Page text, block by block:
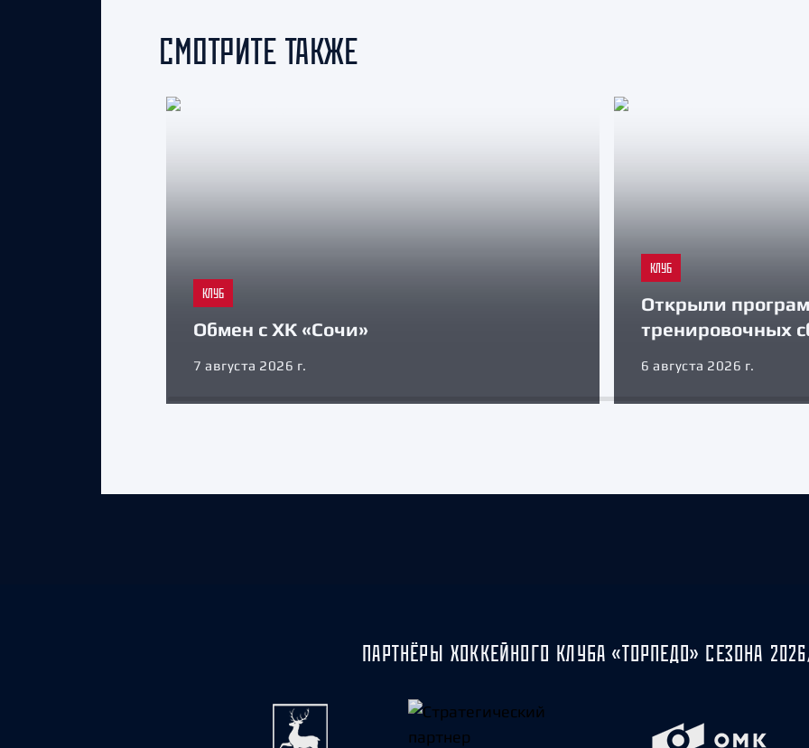
СМОТРИТЕ ТАКЖЕ
КЛУБ
Обмен с ХК «Сочи»
7 августа 2026 г.
КЛУБ
Открыли
тренировочных
6 августа 2026 г.
ПАРТНЁРЫ ХОККЕЙНОГО КЛУБА «ТОРПЕДО» СЕЗОНА